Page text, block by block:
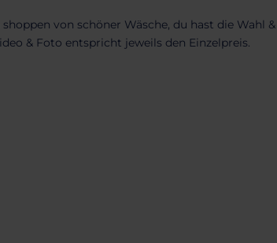
von schöner Wäsche, du hast die Wahl
& Foto entspricht jeweils den Einzelpreis.